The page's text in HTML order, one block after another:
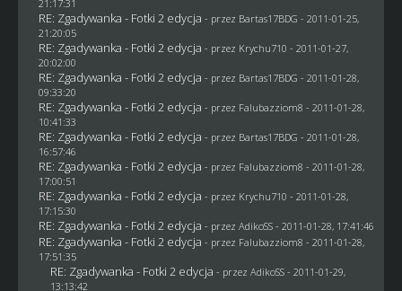
21:17:31
RE: Zgadywanka - Fotki 2 edycja - przez Bartas17BDG - 2011-01-25,
21:20:05
RE: Zgadywanka - Fotki 2 edycja - przez Krychu710 - 2011-01-27,
20:02:00
RE: Zgadywanka - Fotki 2 edycja - przez Bartas17BDG - 2011-01-28,
09:33:20
RE: Zgadywanka - Fotki 2 edycja - przez Falubazziom8 - 2011-01-28,
10:41:33
RE: Zgadywanka - Fotki 2 edycja - przez Bartas17BDG - 2011-01-28,
16:57:46
RE: Zgadywanka - Fotki 2 edycja - przez Falubazziom8 - 2011-01-28,
17:00:51
RE: Zgadywanka - Fotki 2 edycja - przez Krychu710 - 2011-01-28,
17:15:30
RE: Zgadywanka - Fotki 2 edycja - przez AdikoSS - 2011-01-28, 17:41:46
RE: Zgadywanka - Fotki 2 edycja - przez Falubazziom8 - 2011-01-28,
17:51:35
RE: Zgadywanka - Fotki 2 edycja - przez AdikoSS - 2011-01-29,
13:13:42